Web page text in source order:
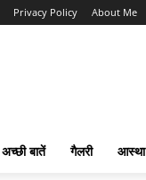
Privacy Policy About Me
अच्छी बातें गैलरी आस्था